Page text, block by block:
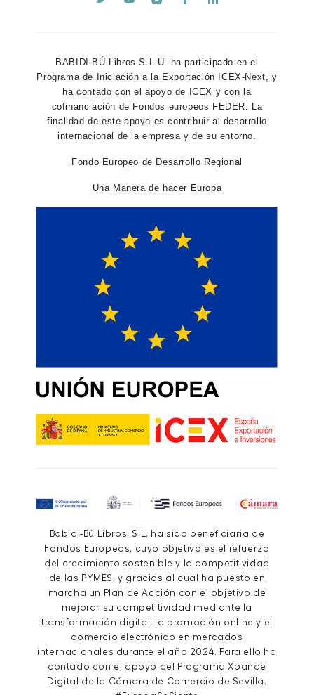
BABIDI-BÚ Libros S.L.U. ha participado en el
Programa de Iniciación a la Exportación ICEX-Next, y
ha contado con el apoyo de ICEX y con la
cofinanciación de Fondos europeos FEDER. La
finalidad de este apoyo es contribuir al desarrollo
internacional de la empresa y de su entorno.
Fondo Europeo de Desarrollo Regional
Una Manera de hacer Europa
Babidi-Bú Libros, S.L. ha sido beneficiaria de
Fondos Europeos, cuyo objetivo es el refuerzo
del crecimiento sostenible y la competitividad
de las PYMES, y gracias al cual ha puesto en
marcha un Plan de Acción con el objetivo de
mejorar su competitividad mediante la
transformación digital, la promoción online y el
comercio electrónico en mercados
internacionales durante el año 2024. Para ello ha
contado con el apoyo del Programa Xpande
Digital de la Cámara de Comercio de Sevilla.